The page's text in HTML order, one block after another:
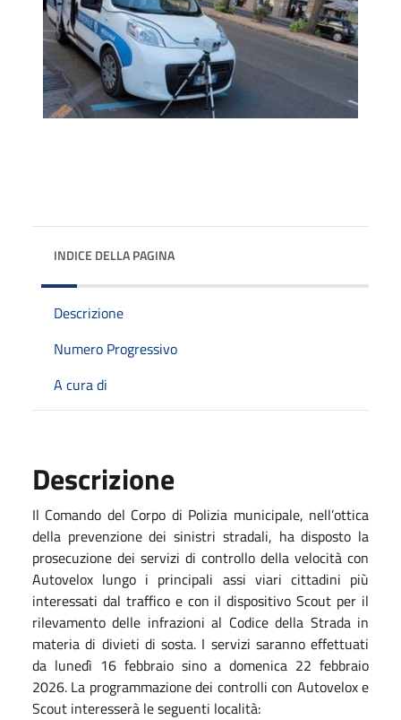
INDICE DELLA PAGINA
Descrizione
Numero Progressivo
A cura di
Descrizione
Il Comando del Corpo di Polizia municipale, nell’ottica
della prevenzione dei sinistri stradali, ha disposto la
prosecuzione dei servizi di controllo della velocità con
Autovelox lungo i principali assi viari cittadini più
interessati dal traffico e con il dispositivo Scout per il
rilevamento delle infrazioni al Codice della Strada in
materia di divieti di sosta. I servizi saranno effettuati
da lunedì 16 febbraio sino a domenica 22 febbraio
2026. La programmazione dei controlli con Autovelox e
Scout interesserà le seguenti località: